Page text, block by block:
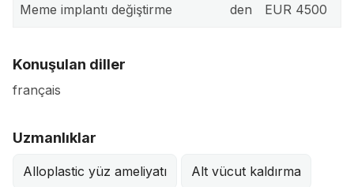
Meme implantı değiştirme den EUR 4500
Konuşulan diller
français
Uzmanlıklar
Alloplastic yüz ameliyatı Alt vücut kaldırma